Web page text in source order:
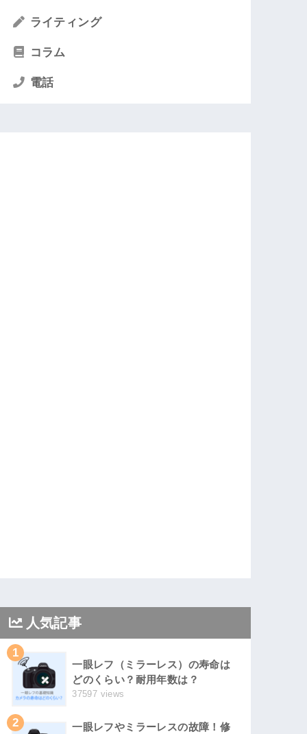
ライティング
コラム
電話
人気記事
1
一眼レフ（ミラーレス）の寿命は
どのくらい？耐用年数は？
37597 views
2 一眼レフやミラーレスの故障！修